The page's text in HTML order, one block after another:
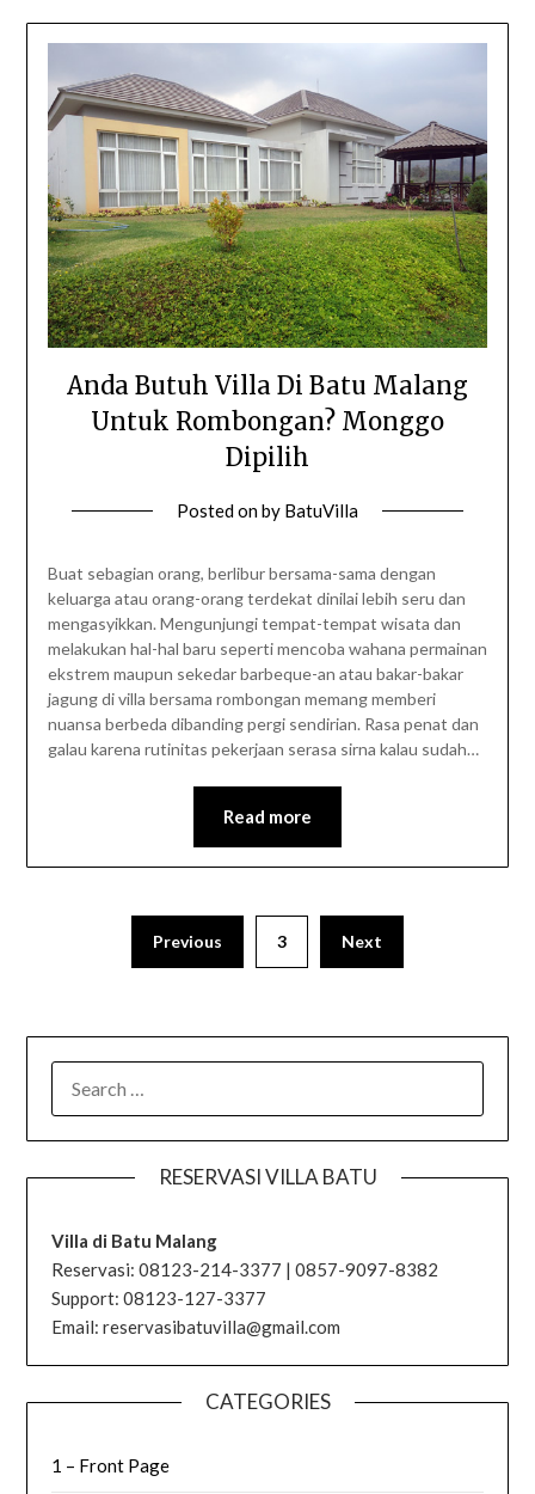
Anda Butuh Villa Di Batu Malang
Untuk Rombongan? Monggo
Dipilih
Posted onby BatuVilla
Buat sebagian orang, berlibur bersama-sama dengan
keluarga atau orang-orang terdekat dinilai lebih seru dan
mengasyikkan. Mengunjungi tempat-tempat wisata dan
melakukan hal-hal baru seperti mencoba wahana permainan
ekstrem maupun sekedar barbeque-an atau bakar-bakar
jagung di villa bersama rombongan memang memberi
nuansa berbeda dibanding pergi sendirian. Rasa penat dan
galau karena rutinitas pekerjaan serasa sirna kalau sudah…
Read more
Previous 3 Next
FOR:
RESERVASI VILLA BATU
Villa di Batu Malang
Reservasi: 08123-214-3377 | 0857-9097-8382
Support: 08123-127-3377
Email: reservasibatuvilla@gmail.com
CATEGORIES
1 – Front Page